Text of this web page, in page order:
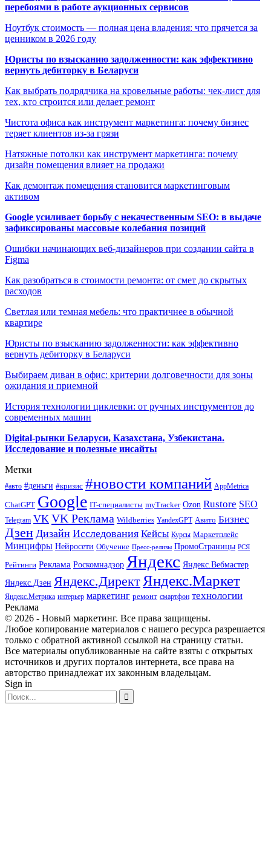
перебоями в работе аукционных сервисов
Ноутбук стоимость — полная цена владения: что прячется за
ценником в 2026 году
Юристы по взысканию задолженности: как эффективно
вернуть дебиторку в Беларуси
Как выбрать подрядчика на кровельные работы: чек-лист для
тех, кто строится или делает ремонт
Чистота офиса как инструмент маркетинга: почему бизнес
теряет клиентов из-за грязи
Натяжные потолки как инструмент маркетинга: почему
дизайн помещения влияет на продажи
Как демонтаж помещения становится маркетинговым
активом
Google усиливает борьбу с некачественным SEO: в выдаче
зафиксированы массовые колебания позиций
Ошибки начинающих веб-дизайнеров при создании сайта в
Figma
Как разобраться в стоимости ремонта: от смет до скрытых
расходов
Светлая или темная мебель: что практичнее в обычной
квартире
Юристы по взысканию задолженности: как эффективно
вернуть дебиторку в Беларуси
Выбираем диван в офис: критерии долговечности для зоны
ожидания и приемной
История технологии циклевки: от ручных инструментов до
современных машин
Digital-рынки Беларуси, Казахстана, Узбекистана.
Исследование и полезные инсайты
Метки
#авто #деньги #кризис #новости компаний AppMetrica
ChatGPT Google IT-специалисты myTracker Ozon Rustore SEO
Telegram VK VK Реклама Wildberries YandexGPT Авито Бизнес
Дзен Дизайн Исследования Кейсы Курсы Маркетплейс
Минцифры Нейросети Обучение Пресс-релизы ПромоСтраницы РСЯ
Рейтинги Реклама Роскомнадзор Яндекс Яндекс.Вебмастер
Яндекс.Дзен Яндекс.ДиректЯндекс.Маркет
Яндекс.Метрика интерьер маркетинг ремонт смартфон технологии
Реклама
© 2026 - Новый маркетинг. Все права защищены.
Любое копирование материалов с нашего ресурса разрешается
только с обратной активной ссылкой на страницу статьи.
Все материалы опубликованные на сайте взяты с открытых
источников и других порталов интернета, все права на
авторство принадлежат их законным владельцам.
Sign in